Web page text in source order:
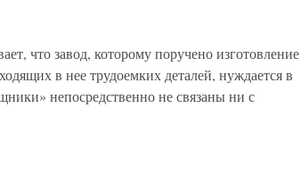
что завод, которому поручено изготовление
в нее трудоемких деталей, нуждается в
непосредственно не связаны ни с